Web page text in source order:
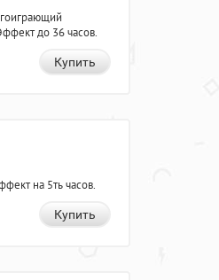
до 36 часов.
Купить
на 5ть часов.
Купить